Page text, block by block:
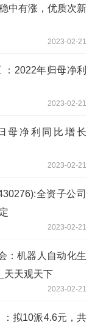
中有涨，优质次新
2023-02-21
2022年归母净利
2023-02-21
母净利同比增长
2023-02-21
全资子公司
2023-02-21
：机器人自动化生
天天观天下
2023-02-21
拟10派4.6元，共